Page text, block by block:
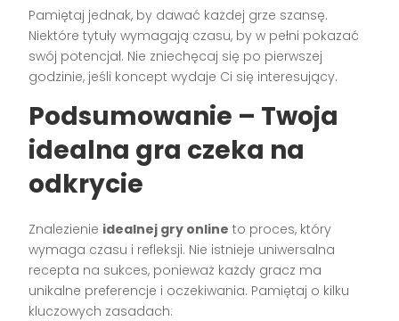
Pamiętaj jednak, by dawać każdej grze szansę.
Niektóre tytuły wymagają czasu, by w pełni pokazać
swój potencjał. Nie zniechęcaj się po pierwszej
godzinie, jeśli koncept wydaje Ci się interesujący.
Podsumowanie – Twoja
idealna gra czeka na
odkrycie
Znalezienie idealnej gry online to proces, który
wymaga czasu i refleksji. Nie istnieje uniwersalna
recepta na sukces, ponieważ każdy gracz ma
unikalne preferencje i oczekiwania. Pamiętaj o kilku
kluczowych zasadach: